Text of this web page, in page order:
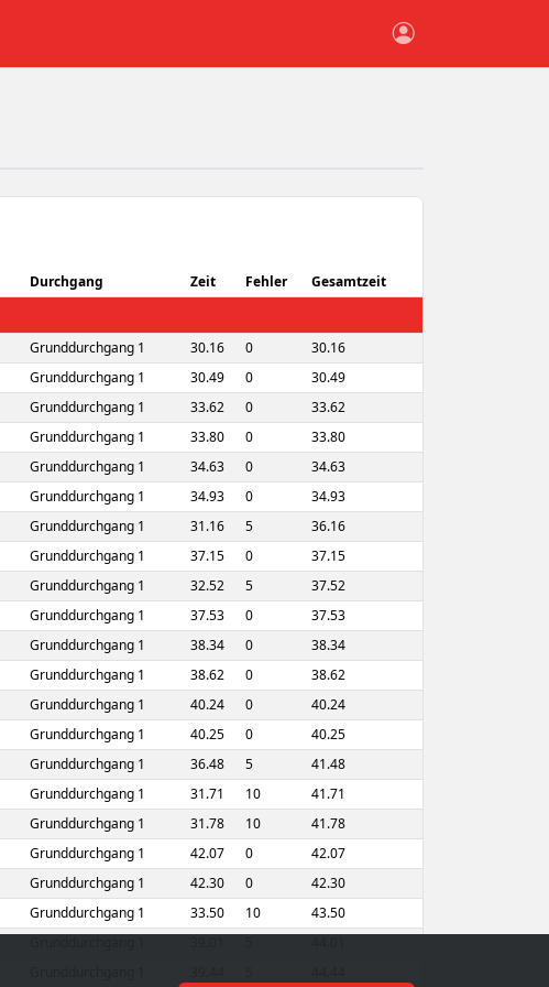
Durchgang Zeit Fehler Gesamtzeit
Grunddurchgang 1 30.16 0
30.16
Grunddurchgang 1 30.49 0
30.49
Grunddurchgang 1 33.62 0
33.62
Grunddurchgang 1 33.80 0
33.80
Grunddurchgang 1 34.63 0
34.63
Grunddurchgang 1 34.93 0
34.93
Grunddurchgang 1 31.16 5
36.16
Grunddurchgang 1 37.15 0
37.15
Grunddurchgang 1 32.52 5
37.52
Grunddurchgang 1 37.53 0
37.53
Grunddurchgang 1 38.34 0
38.34
Grunddurchgang 1 38.62 0
38.62
Grunddurchgang 1 40.24 0
40.24
Grunddurchgang 1 40.25 0
40.25
Grunddurchgang 1 36.48 5
41.48
Grunddurchgang 1 31.71 10
41.71
Grunddurchgang 1 31.78 10
41.78
Grunddurchgang 1 42.07 0
42.07
Grunddurchgang 1 42.30 0
42.30
Grunddurchgang 1 33.50 10
43.50